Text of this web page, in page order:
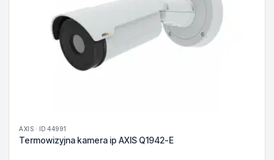
AXIS · ID 44991
Termowizyjna kamera ip AXIS Q1942-E